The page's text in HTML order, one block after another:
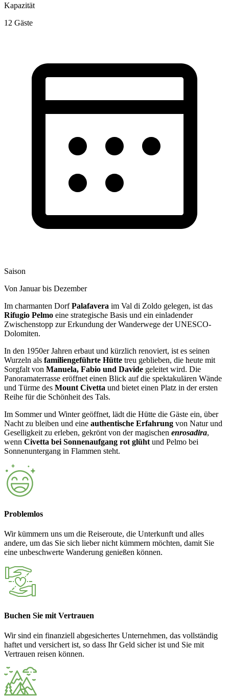
Kapazität
12 Gäste
Saison
Von Januar bis Dezember
Im charmanten DorfPalafavera im Val di Zoldo gelegen, ist das
Rifugio Pelmo eine strategische Basis und ein einladender
Zwischenstopp zur Erkundung der Wanderwege der UNESCO-
Dolomiten.
In den 1950er Jahren erbaut und kürzlich renoviert, ist es seinen
Wurzeln als familiengeführte Hütte treu geblieben, die heute mit
Sorgfalt von Manuela, Fabio und Davide geleitet wird. Die
Panoramaterrasse eröffnet einen Blick auf die spektakulären Wände
und Türme des Mount Civetta und bietet einen Platz in der ersten
Reihe für die Schönheit des Tals.
Im Sommer und Winter geöffnet, lädt die Hütte die Gäste ein, über
Nacht zu bleiben und eine authentische Erfahrung von Natur und
Geselligkeit zu erleben, gekrönt von der magischen enrosadira,
wenn Civetta bei Sonnenaufgang rot glüht und Pelmo bei
Sonnenuntergang in Flammen steht.
Problemlos
Wir kümmern uns um die Reiseroute, die Unterkunft und alles
andere, um das Sie sich lieber nicht kümmern möchten, damit Sie
eine unbeschwerte Wanderung genießen können.
Buchen Sie mit Vertrauen
Wir sind ein finanziell abgesichertes Unternehmen, das vollständig
haftet und versichert ist, so dass Ihr Geld sicher ist und Sie mit
Vertrauen reisen können.